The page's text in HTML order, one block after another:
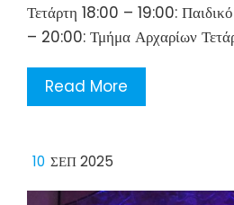
Τετάρτη 18:00 – 19:00:
– 20:00: Τμήμα Αρχαρίων
Read More
10 ΣΕΠ 2025